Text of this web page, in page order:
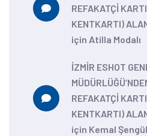
REFAKATÇİ
KENTKARTI)
için Atilla Modalı
İZMİR ESHOT
REFAKATÇİ
KENTKARTI)
için Kemal Şengül